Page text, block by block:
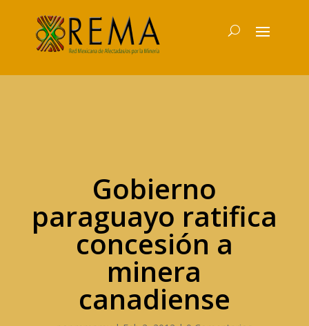
Gobierno
paraguayo ratifica
concesión a
minera
canadiense